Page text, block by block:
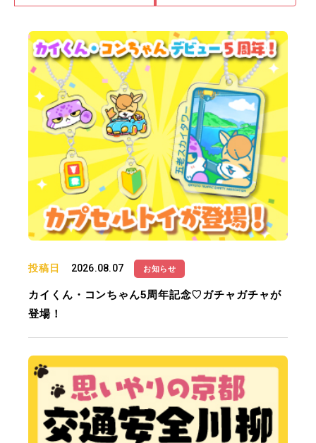
投稿日 2026.08.07 お知らせ
カイくん・コンちゃん5周年記念♡ガチャガチャが
登場！